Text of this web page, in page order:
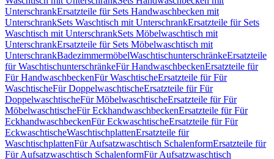
UnterschrankErsatzteile für Sets Handwaschbecken mit
UnterschrankSets Waschtisch mit UnterschrankErsatzteile für Sets
Waschtisch mit UnterschrankSets Möbelwaschtisch mit
UnterschrankErsatzteile für Sets Möbelwaschtisch mit
UnterschrankBadezimmermöbelWaschtischunterschränkeErsatzteile
für WaschtischunterschränkeFür HandwaschbeckenErsatzteile für
Für HandwaschbeckenFür WaschtischeErsatzteile für Für
WaschtischeFür DoppelwaschtischeErsatzteile für Für
DoppelwaschtischeFür MöbelwaschtischeErsatzteile für Für
MöbelwaschtischeFür EckhandwaschbeckenErsatzteile für Für
EckhandwaschbeckenFür EckwaschtischeErsatzteile für Für
EckwaschtischeWaschtischplattenErsatzteile für
WaschtischplattenFür Aufsatzwaschtisch SchalenformErsatzteile für
Für Aufsatzwaschtisch SchalenformFür Aufsatzwaschtisch